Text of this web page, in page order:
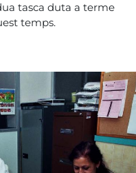
tasca duta a terme
temps.